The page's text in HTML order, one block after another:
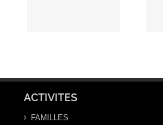
ACTIVITES
FAMILLES